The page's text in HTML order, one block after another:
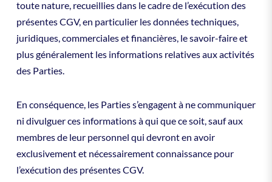
toute nature, recueillies dans le cadre de l’exécution des
présentes CGV, en particulier les données techniques,
juridiques, commerciales et financières, le savoir-faire et
plus généralement les informations relatives aux activités
des Parties.
En conséquence, les Parties s’engagent à ne communiquer
ni divulguer ces informations à qui que ce soit, sauf aux
membres de leur personnel qui devront en avoir
exclusivement et nécessairement connaissance pour
l’exécution des présentes CGV.